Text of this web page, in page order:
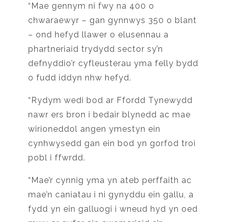
“Mae gennym ni fwy na 400 o
chwaraewyr – gan gynnwys 350 o blant
– ond hefyd llawer o elusennau a
phartneriaid trydydd sector sy’n
defnyddio’r cyfleusterau yma felly bydd
o fudd iddyn nhw hefyd.
“Rydym wedi bod ar Ffordd Tynewydd
nawr ers bron i bedair blynedd ac mae
wirioneddol angen ymestyn ein
cynhwysedd gan ein bod yn gorfod troi
pobl i ffwrdd.
“Mae’r cynnig yma yn ateb perffaith ac
mae’n caniatau i ni gynyddu ein gallu, a
fydd yn ein galluogi i wneud hyd yn oed